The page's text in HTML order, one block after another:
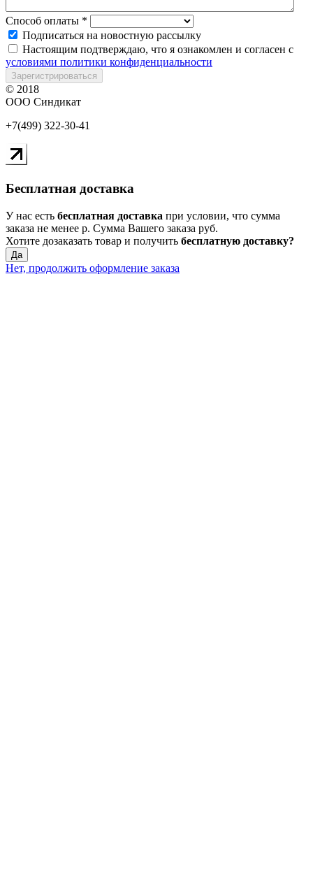
Способ оплаты *
Подписаться на новостную рассылку
Настоящим подтверждаю, что я ознакомлен и согласен с
условиями политики конфиденциальности
Зарегистрироваться
© 2018
ООО Синдикат
+7(499) 322-30-41
Бесплатная доставка
У нас есть бесплатная доставка при условии, что сумма
заказа не менее р. Сумма Вашего заказа руб.
Хотите дозаказать товар и получить бесплатную доставку?
Да
Нет, продолжить оформление заказа